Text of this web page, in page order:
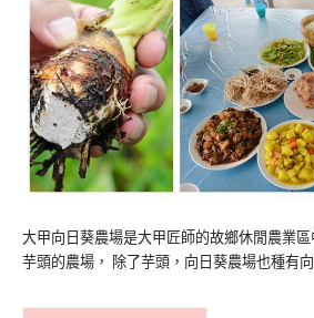
大甲向日葵農場是大甲匠師的故鄉休閒農業
芋頭的農場， 除了芋頭，向日葵農場也種有